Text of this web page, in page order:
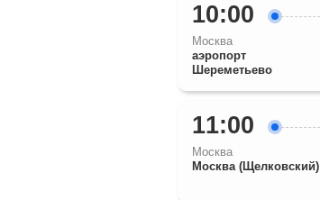
10:00
Москва
аэропорт
Шереметьево
11:00
Москва
Москва (Щелковский)